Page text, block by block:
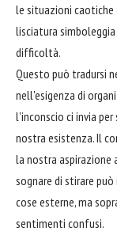
le situazioni caotiche
lisciatura
difficoltà.
Questo può tradursi
nell'esigenza di
l'inconscio ci invia per
nostra esistenza. Il
la nostra aspirazione
sognare di stirare
cose esterne, ma
sentimenti confusi.